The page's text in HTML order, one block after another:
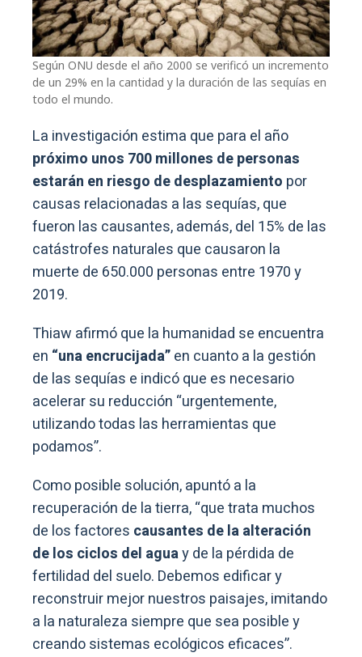
Según ONU desde el año 2000 se verificó un incremento
de un 29% en la cantidad y la duración de las sequías en
todo el mundo.
La investigación estima que para el año
próximo unos 700 millones de personas
estarán en riesgo de desplazamiento por
causas relacionadas a las sequías, que
fueron las causantes, además, del 15% de las
catástrofes naturales que causaron la
muerte de 650.000 personas entre 1970 y
2019.
Thiaw afirmó que la humanidad se encuentra
en “una encrucijada”en cuanto a la gestión
de las sequías e indicó que es necesario
acelerar su reducción “urgentemente,
utilizando todas las herramientas que
podamos”.
Como posible solución, apuntó a la
recuperación de la tierra, “que trata muchos
de los factores causantes de la alteración
de los ciclos del aguay de la pérdida de
fertilidad del suelo. Debemos edificar y
reconstruir mejor nuestros paisajes, imitando
a la naturaleza siempre que sea posible y
creando sistemas ecológicos eficaces”.